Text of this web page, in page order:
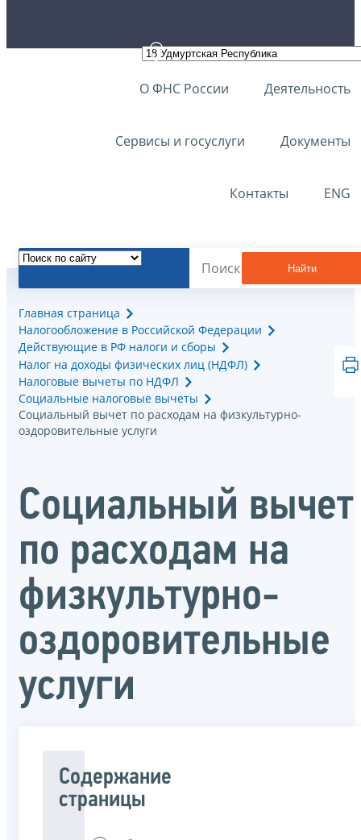
О ФНС России Деятельность
Сервисы и госуслуги Документы
Контакты ENG
Найти
Главная страница
Налогообложение в Российской Федерации
Действующие в РФ налоги и сборы
Налог на доходы физических лиц (НДФЛ)
Налоговые вычеты по НДФЛ
Социальные налоговые вычеты
Социальный вычет по расходам на физкультурно-
оздоровительные услуги
Социальный вычет
по расходам на
физкультурно-
оздоровительные
услуги
Содержание
страницы